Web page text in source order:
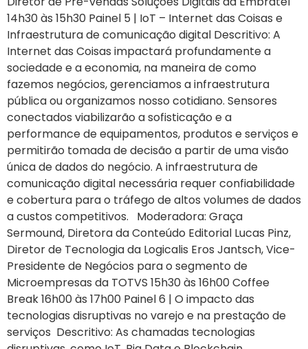
14h30 às 15h30 Painel 5 | IoT – Internet das Coisas e
Infraestrutura de comunicação digital Descritivo: A
Internet das Coisas impactará profundamente a
sociedade e a economia, na maneira de como
fazemos negócios, gerenciamos a infraestrutura
pública ou organizamos nosso cotidiano. Sensores
conectados viabilizarão a sofisticação e a
performance de equipamentos, produtos e serviços e
permitirão tomada de decisão a partir de uma visão
única de dados do negócio. A infraestrutura de
comunicação digital necessária requer confiabilidade
e cobertura para o tráfego de altos volumes de dados
a custos competitivos. Moderadora: Graça
Sermound, Diretora da Conteúdo Editorial Lucas Pinz,
Diretor de Tecnologia da Logicalis Eros Jantsch, Vice-
Presidente de Negócios para o segmento de
Microempresas da TOTVS 15h30 às 16h00 Coffee
Break 16h00 às 17h00 Painel 6 | O impacto das
tecnologias disruptivas no varejo e na prestação de
serviços Descritivo: As chamadas tecnologias